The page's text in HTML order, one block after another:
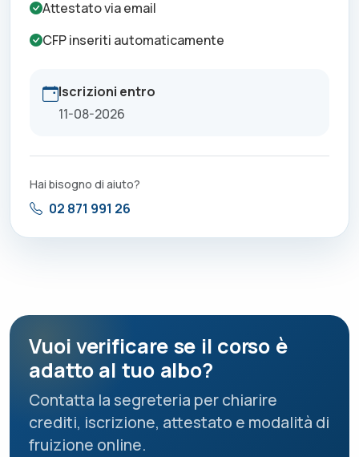
Attestato via email
CFP inseriti automaticamente
Iscrizioni entro
11-08-2026
Hai bisogno di aiuto?
02 871 991 26
Vuoi verificare se il corso è
adatto al tuo albo?
Contatta la segreteria per chiarire
crediti, iscrizione, attestato e modalità di
fruizione online.